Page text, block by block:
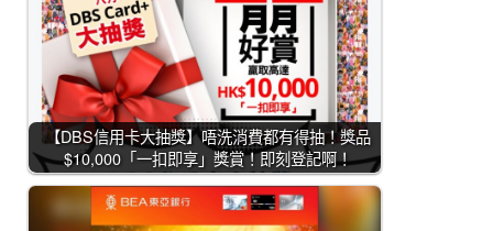
【DBS信用卡大抽獎】唔洗消費都有得抽！獎品
$10,000「一扣即享」獎賞！即刻登記啊！